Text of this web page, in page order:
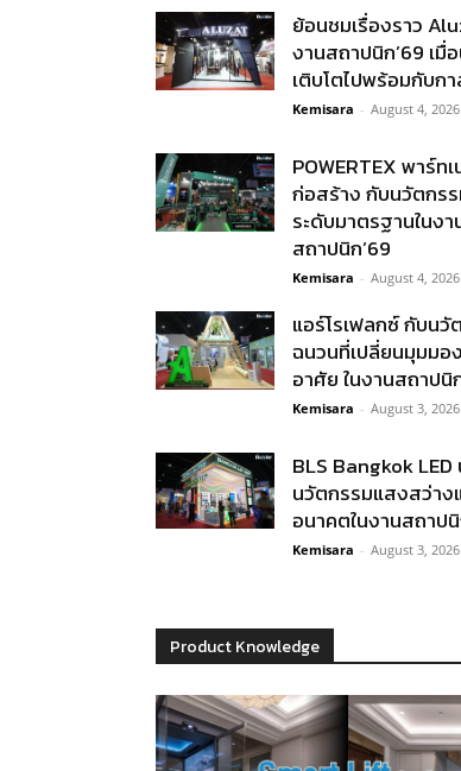
ย้อนชมเรื่องราว
งานสถาปนิก’69 เมื่
เติบโตไปพร้อมกับกา
Kemisara - August 4, 2026
POWERTEX พาร์ท
ก่อสร้าง กับนวัตกร
ระดับมาตรฐานในงา
สถาปนิก’69
Kemisara - August 4, 2026
แอร์โรเฟลกซ์ กับนวั
ฉนวนที่เปลี่ยนมุมมอ
อาศัย ในงานสถาปนิ
Kemisara - August 3, 2026
BLS Bangkok LED
นวัตกรรมแสงสว่าง
อนาคตในงานสถาป
Kemisara - August 3, 2026
Product Knowledge